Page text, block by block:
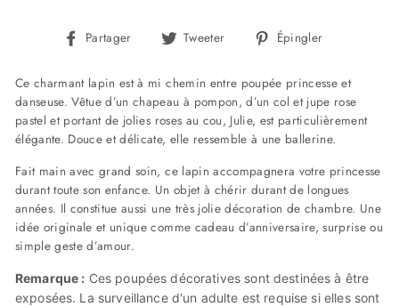
Partager
Partager
Facebook
Tweeter
TweeterÉpingler
Ce charmant lapin est à mi chemin entre poupée princesse et
danseuse. Vêtue d’un chapeau à pompon, d’un col et jupe rose
pastel et portant de jolies roses au cou, Julie, est particulièrement
élégante. Douce et délicate, elle ressemble à une ballerine.
Fait main avec grand soin, ce lapin accompagnera votre princesse
durant toute son enfance. Un objet à chérir durant de longues
années. Il constitue aussi une très jolie décoration de chambre. Une
idée originale et unique comme cadeau d’anniversaire, surprise ou
simple geste d’amour.
Remarque : Ces poupées décoratives sont destinées à être
exposées. La surveillance d'un adulte est requise si elles sont